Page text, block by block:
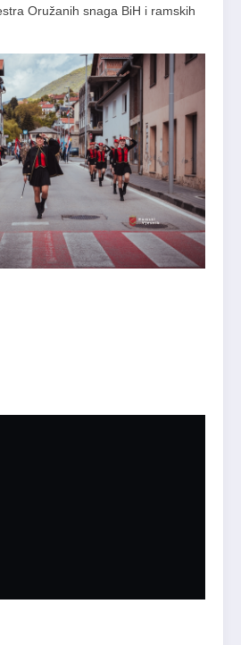
Oružanih snaga BiH i ramskih